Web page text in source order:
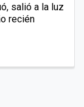
salió a la luz
recién